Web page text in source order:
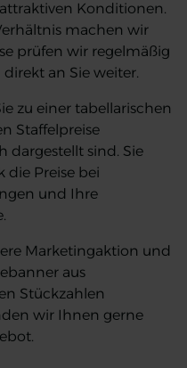
Konditionen.
machen wir
prüfen wir regelmäßig
an Sie weiter.
zu einer tabellarischen
Staffelpreise
dargestellt sind. Sie
die Preise bei
und Ihre
Marketingaktion und
aus
Stückzahlen
wir Ihnen gerne